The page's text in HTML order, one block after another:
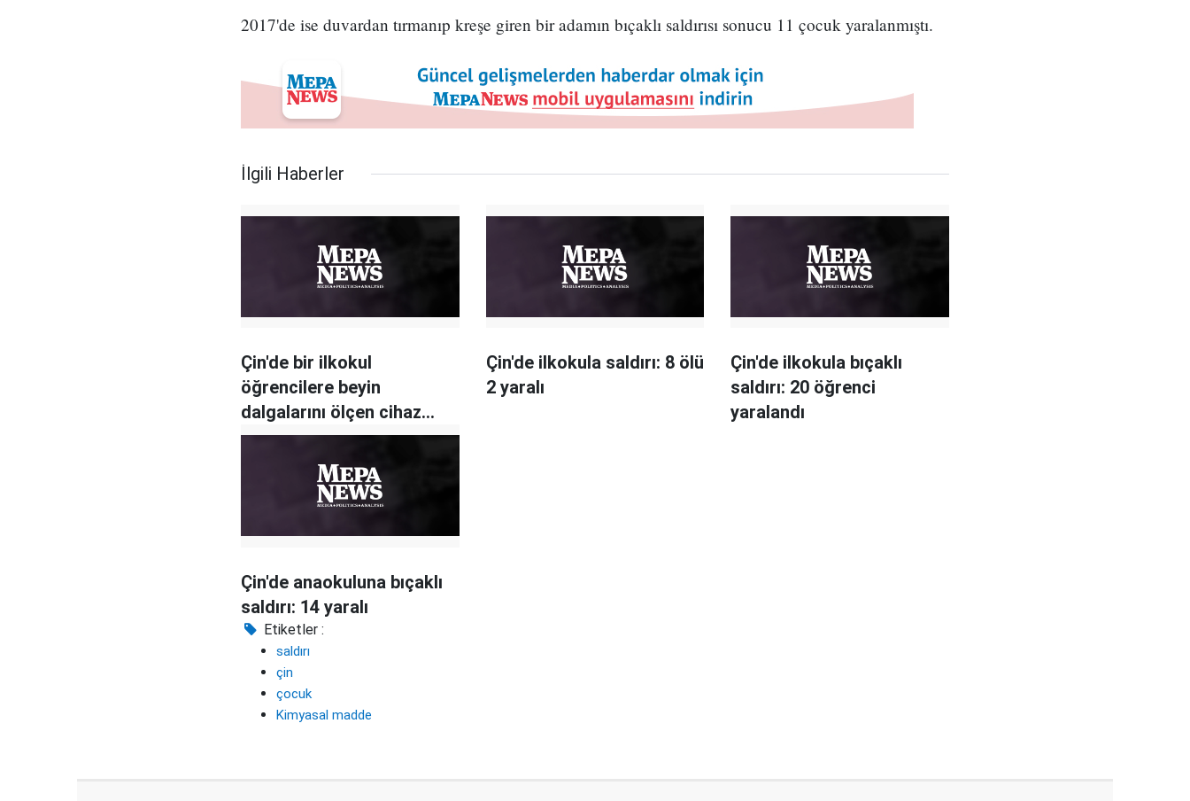
2017'de ise duvardan tırmanıp kreşe giren bir adamın bıçaklı saldırısı sonucu 11 çocuk yaralanmıştı.
İlgili Haberler
Çin'de bir ilkokul
öğrencilere beyin
dalgalarını ölçen cihaz
taktı
Çin'de ilkokula saldırı: 8 ölü
2 yaralı
Çin'de ilkokula bıçaklı
saldırı: 20 öğrenci
yaralandı
Çin'de anaokuluna bıçaklı
saldırı: 14 yaralı
Etiketler :
saldırı
çin
çocuk
Kimyasal madde